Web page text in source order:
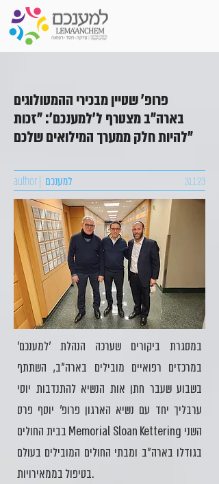
פרופ' שטיין מבכירי ההמטולוגים
בארה"ב מצטרף ל'למענכם': "זכות
להיות חלק ממערך המילואים שלכם"
author | למענכם 31.1.23
במסגרת ביקורים שערכה הנהלת 'למענכם'
במרכזים רפואיים מובילים בארה"ב, השתתף
בשבוע שעבר חתן אות הנשיא להתנדבות יוסי
ערבליך יחד עם נשיא הארגון פרופ' יוסף פרס
בבית החולים Memorial Sloan Kettering השני
בגודלו בארה"ב ומבתי החולים המובילים בעולם
בטיפול בממאירויות.